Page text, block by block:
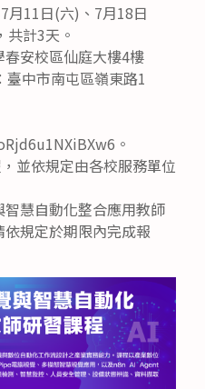
月11日(六)、7月18日
計3天。
安校區仙庭大樓4樓
中市南屯區嶺東路1
。
並依規定由各校服務單位
慧自動化整合應用教師
規定於期限內完成報